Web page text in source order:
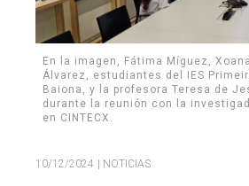
En la imagen, Fátima Míguez,
Álvarez, estudiantes del IES
Baiona, y la profesora Teresa de
durante la reunión con la
en CINTECX.
10/12/2024 | NOTICIAS